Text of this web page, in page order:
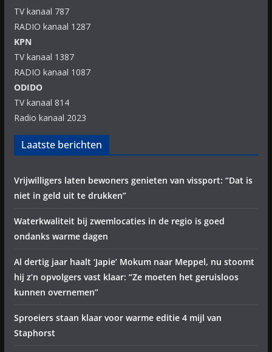
TV kanaal 787
RADIO kanaal 1287
KPN
TV kanaal 1387
RADIO kanaal 1087
ODIDO
TV kanaal 814
Radio kanaal 2023
Laatste berichten
Vrijwilligers laten bewoners genieten van vissport: “Dat is
niet in geld uit te drukken”
Waterkwaliteit bij zwemlocaties in de regio is goed
ondanks warme dagen
Al dertig jaar haalt ‘Japie’ Mokum naar Meppel, nu stoomt
hij z’n opvolgers vast klaar: “Ze moeten het geruisloos
kunnen overnemen”
Sproeiers staan klaar voor warme editie 4 mijl van
Staphorst